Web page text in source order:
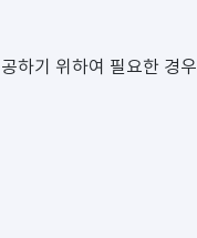
하기 위하여 필요한 경우